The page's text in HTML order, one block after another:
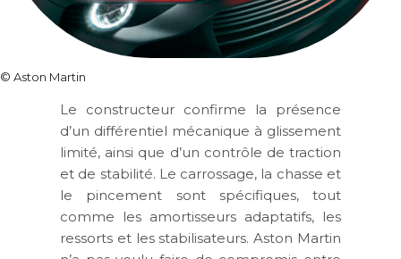
© Aston Martin
Le constructeur confirme la présence
d’un différentiel mécanique à glissement
limité, ainsi que d’un contrôle de traction
et de stabilité. Le carrossage, la chasse et
le pincement sont spécifiques, tout
comme les amortisseurs adaptatifs, les
ressorts et les stabilisateurs. Aston Martin